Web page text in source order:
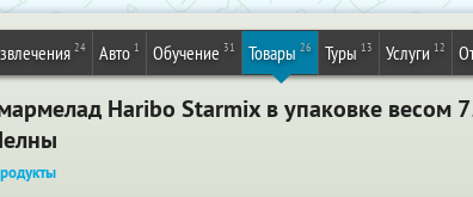
24 Авто 1 Обучение 31 Товары 26 Туры 13 Услуги 12
Haribo Starmix в упаковке весом